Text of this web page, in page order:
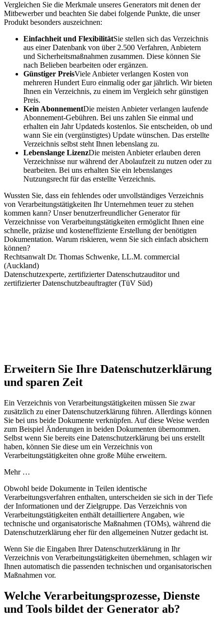
Vergleichen Sie die Merkmale unseres Generators mit denen der
Mitbewerber und beachten Sie dabei folgende Punkte, die unser
Produkt besonders auszeichnen:
Einfachheit und FlexibilitätSie stellen sich das Verzeichnis
aus einer Datenbank von über 2.500 Verfahren, Anbietern
und Sicherheitsmaßnahmen zusammen. Diese können Sie
nach Belieben bearbeiten oder ergänzen.
Günstiger PreisViele Anbieter verlangen Kosten von
mehreren Hundert Euro einmalig oder gar jährlich. Wir bieten
Ihnen ein Verzeichnis, zu einem im Vergleich sehr günstigen
Preis.
Kein AbonnementDie meisten Anbieter verlangen laufende
Abonnement-Gebühren. Bei uns zahlen Sie einmal und
erhalten ein Jahr Updateds kostenlos. Sie entscheiden, ob und
wann Sie ein (vergünstigtes) Update wünschen. Das erstellte
Verzeichnis selbst steht Ihnen lebenslang zu.
Lebenslange LizenzDie meisten Anbieter erlauben deren
Verzeichnisse nur während der Abolaufzeit zu nutzen oder zu
bearbeiten. Bei uns erhalten Sie ein lebenslanges
Nutzungsrecht für das erstellte Verzeichnis.
Wussten Sie, dass ein fehlendes oder unvollständiges Verzeichnis
von Verarbeitungstätigkeiten Ihr Unternehmen teuer zu stehen
kommen kann? Unser benutzerfreundlicher Generator für
Verzeichnisse von Verarbeitungstätigkeiten ermöglicht Ihnen eine
schnelle, präzise und kosteneffiziente Erstellung der benötigten
Dokumentation. Warum riskieren, wenn Sie sich einfach absichern
können?
Rechtsanwalt Dr. Thomas Schwenke, LL.M. commercial
(Auckland)
Datenschutzexperte, zertifizierter Datenschutzauditor und
zertifizierter Datenschutzbeauftragter (TüV Süd)
Erweitern Sie Ihre Datenschutzerklärung
und sparen Zeit
Ein Verzeichnis von Verarbeitungstätigkeiten müssen Sie zwar
zusätzlich zu einer Datenschutzerklärung führen. Allerdings können
Sie bei uns beide Dokumente verknüpfen. Auf diese Weise werden
zum Beispiel Änderungen in beiden Dokumenten übernommen.
Selbst wenn Sie bereits eine Datenschutzerklärung bei uns erstellt
haben, können Sie diese um ein Verzeichnis von
Verarbeitungstätigkeiten ohne große Mühe erweitern.
Mehr …
Obwohl beide Dokumente in Teilen identische
Verarbeitungsverfahren enthalten, unterscheiden sie sich in der Tiefe
der Informationen und der Zielgruppe. Das Verzeichnis von
Verarbeitungstätigkeiten enthält detailliertere Angaben, wie
technische und organisatorische Maßnahmen (TOMs), während die
Datenschutzerklärung eher für den allgemeinen Nutzer gedacht ist.
Wenn Sie die Eingaben Ihrer Datenschutzerklärung in Ihr
Verzeichnis von Verarbeitungstätigkeiten übernehmen, schlagen wir
Ihnen automatisch die passenden technischen und organisatorischen
Maßnahmen vor.
Welche Verarbeitungsprozesse, Dienste
und Tools bildet der Generator ab?